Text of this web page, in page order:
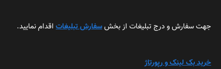
جهت سفارش و درج تبلیغات از بخشسفارش تبلیغات اقدام نمایید.
خرید بک لینک و رپورتاژ